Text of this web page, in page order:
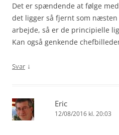
Det er spændende at følge
det ligger så fjernt som
arbejde, så er de principielle
Kan også genkende
Svar ↓
Eric
12/08/2016 kl. 20:03